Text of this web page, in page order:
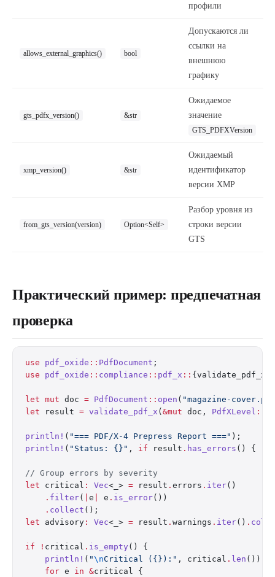
профили
allows_external_graphics() bool
Допускаются ли
ссылки на
внешнюю
графику
gts_pdfx_version() &str
Ожидаемое
значение
GTS_PDFXVersion
xmp_version() &str
Ожидаемый
идентификатор
версии XMP
from_gts_version(version) Option<Self>
Разбор уровня из
строки версии
GTS
Практический пример: предпечатная
проверка
use pdf_oxide :: PdfDocument ;
use pdf_oxide :: compliance :: pdf_x :: {validate_pdf_x,
let mut doc = PdfDocument :: open ( "magazine-
let result = validate_pdf_x ( &mut doc, PdfXLevel ::
println! ( "=== PDF/X-4 Prepress Report ===" );
println! ( "Status: {}" , if result . has_errors () {
// Group errors by severity
let critical : Vec<_> = result . errors . iter()
    .
filter( e e . is_error())
    .
collect ();
let advisory : Vec<_> = result . warnings . iter() .
if ! critical . is_empty () {
    println!
( "\nCritical ({}):" , critical . len ());
    for
e in &critical {